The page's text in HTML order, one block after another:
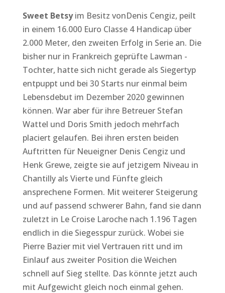
Sweet Betsyim Besitz vonDenis Cengiz, peilt
in einem 16.000 Euro Classe 4 Handicap über
2.000 Meter, den zweiten Erfolg in Serie an. Die
bisher nur in Frankreich geprüfte Lawman -
Tochter, hatte sich nicht gerade als Siegertyp
entpuppt und bei 30 Starts nur einmal beim
Lebensdebut im Dezember 2020 gewinnen
können. War aber für ihre Betreuer Stefan
Wattel und Doris Smith jedoch mehrfach
placiert gelaufen. Bei ihren ersten beiden
Auftritten für Neueigner Denis Cengiz und
Henk Grewe, zeigte sie auf jetzigem Niveau in
Chantilly als Vierte und Fünfte gleich
ansprechene Formen. Mit weiterer Steigerung
und auf passend schwerer Bahn, fand sie dann
zuletzt in Le Croise Laroche nach 1.196 Tagen
endlich in die Siegesspur zurück. Wobei sie
Pierre Bazier mit viel Vertrauen ritt und im
Einlauf aus zweiter Position die Weichen
schnell auf Sieg stellte. Das könnte jetzt auch
mit Aufgewicht gleich noch einmal gehen.